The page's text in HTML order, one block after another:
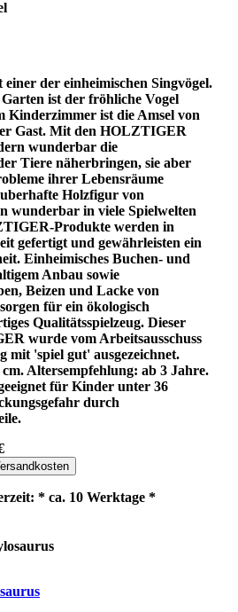
einer der einheimischen Singvögel.
ist der fröhliche Vogel
Kinderzimmer ist die Amsel von
Gast. Mit den HOLZTIGER
wunderbar die
Tiere näherbringen, sie aber
ihrer Lebensräume
Holzfigur von
wunderbar in viele Spielwelten
Produkte werden in
gefertigt und gewährleisten ein
Einheimisches Buchen- und
Anbau sowie
Beizen und Lacke von
für ein ökologisch
Qualitätsspielzeug. Dieser
wurde vom Arbeitsausschuss
mit 'spiel gut' ausgezeichnet.
Altersempfehlung: ab 3 Jahre.
für Kinder unter 36
durch
* ca. 10 Werktage *